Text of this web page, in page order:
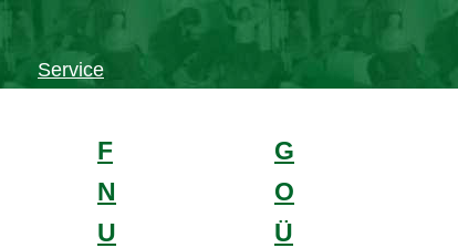
Service
F
G
N
O
U
Ü